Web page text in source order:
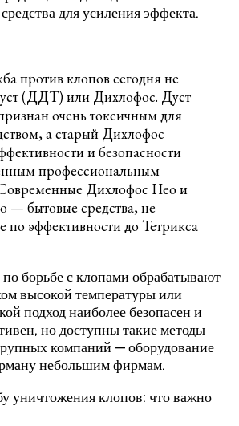
для усиления эффекта.
против клопов сегодня не
(ДДТ) или Дихлофос. Дуст
очень токсичным для
а старый Дихлофос
и безопасности
профессиональным
Дихлофос Нео и
— бытовые средства, не
по эффективности до Тетрикса
борьбе с клопами обрабатывают
высокой температуры или
подход наиболее безопасен и
но доступны такие методы
компаний — оборудование
небольшим фирмам.